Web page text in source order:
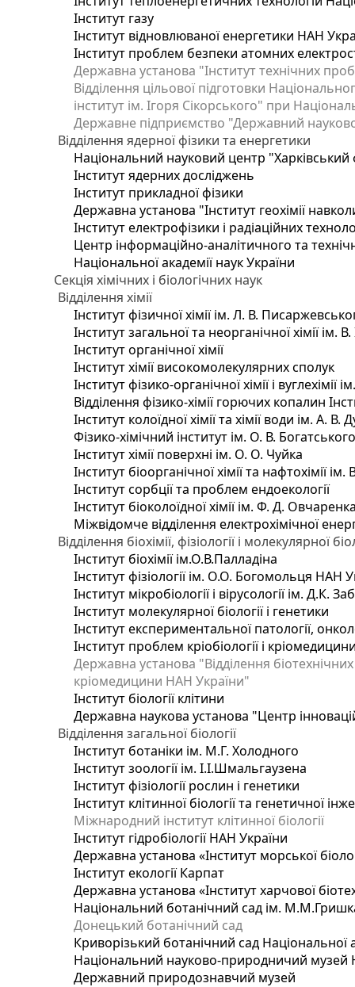
Інститут газу
Інститут відновлюваної енергетики НАН
Інститут проблем безпеки атомних
Державна установа "Інститут технічних
Відділення цільової підготовки
інститут ім. Ігоря Сікорського" при
Державне підприємство "Державний
Відділення ядерної фізики та енергетики
Національний науковий центр "Харківський
Інститут ядерних досліджень
Інститут прикладної фізики
Державна установа "Інститут геохімії
Інститут електрофізики і радіаційних
Центр інформаційно-аналітичного та
Національної академії наук України
Секція хімічних і біологічних наук
Відділення хімії
Інститут фізичної хімії ім. Л. В.
Інститут загальної та неорганічної хімії ім.
Інститут органічної хімії
Інститут хімії високомолекулярних сполук
Інститут фізико-органічної хімії і
Відділення фізико-хімії горючих копалин
Інститут колоїдної хімії та хімії води ім. А.
Фізико-хімічний інститут ім. О. В.
Інститут хімії поверхні ім. О. О. Чуйка
Інститут біоорганічної хімії та нафтохімії
Інститут сорбції та проблем ендоекології
Інститут біоколоїдної хімії ім. Ф. Д.
Міжвідомче відділення електрохімічної
Відділення біохімії, фізіології і молекулярної
Інститут біохімії ім.О.В.Палладіна
Інститут фізіології ім. О.О. Богомольця НАН
Інститут мікробіології і вірусології ім. Д.К.
Інститут молекулярної біології і генетики
Інститут експериментальної патології,
Інститут проблем кріобіології і
Державна установа "Відділення
кріомедицини НАН України"
Інститут біології клітини
Державна наукова установа "Центр
Відділення загальної біології
Інститут ботаніки ім. М.Г. Холодного
Інститут зоології ім. І.І.Шмальгаузена
Інститут фізіології рослин і генетики
Інститут клітинної біології та генетичної
Міжнародний інститут клітинної біології
Інститут гідробіології НАН України
Державна установа «Інститут морської
Інститут екології Карпат
Державна установа «Інститут харчової
Національний ботанічний сад ім.
Донецький ботанічний сад
Криворізький ботанічний сад Національної
Національний науково-природничий музей
Державний природознавчий музей